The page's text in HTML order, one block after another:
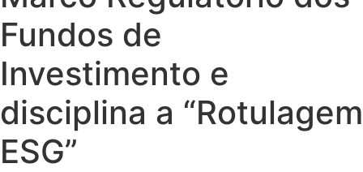
Fundos de
Investimento e
disciplina a “Rotulagem
ESG”